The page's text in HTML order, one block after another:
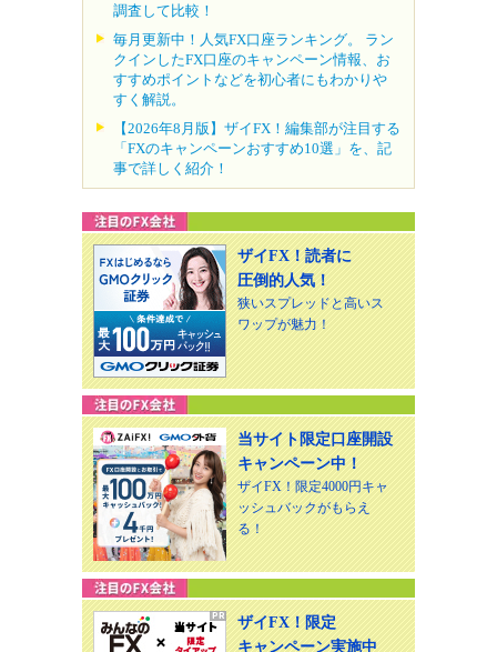
調査して比較！
毎月更新中！人気FX口座ランキング。 ラン
クインしたFX口座のキャンペーン情報、お
すすめポイントなどを初心者にもわかりや
すく解説。
【2026年8月版】ザイFX！編集部が注目する
「FXのキャンペーンおすすめ10選」を、記
事で詳しく紹介！
ザイFX！読者に
圧倒的人気！
狭いスプレッドと高いス
ワップが魅力！
当サイト限定口座開設
キャンペーン中！
ザイFX！限定4000円キャ
ッシュバックがもらえ
る！
ザイFX！限定
キャンペーン実施中